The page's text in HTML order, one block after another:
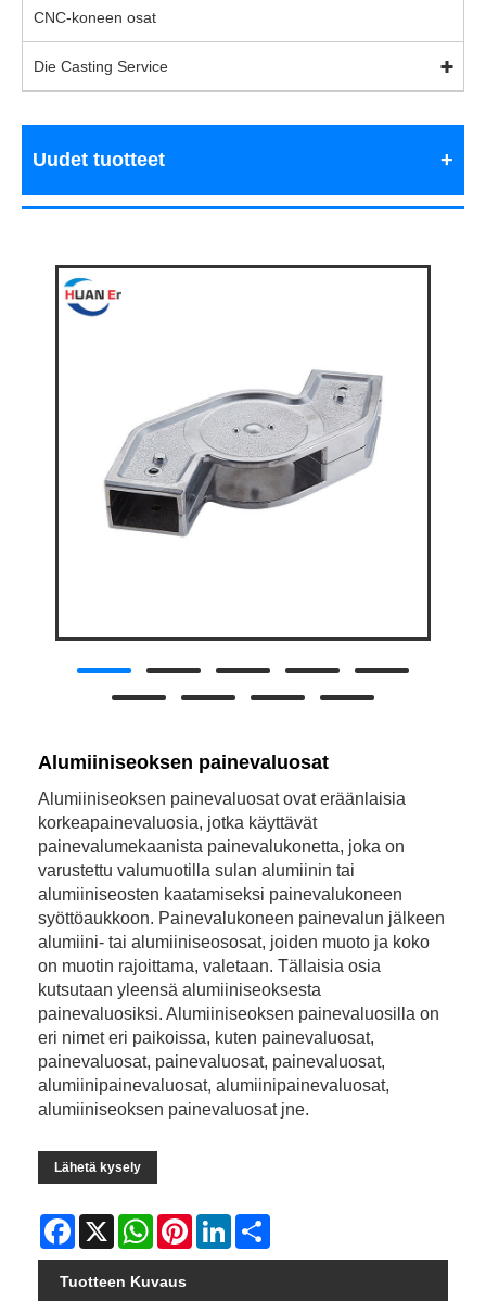
CNC-koneen osat
Die Casting Service
Uudet tuotteet
Alumiiniseoksen painevaluosat
Alumiiniseoksen painevaluosat ovat eräänlaisia ​​
korkeapainevaluosia, jotka käyttävät
painevalumekaanista painevalukonetta, joka on
varustettu valumuotilla sulan alumiinin tai
alumiiniseosten kaatamiseksi painevalukoneen
syöttöaukkoon. Painevalukoneen painevalun jälkeen
alumiini- tai alumiiniseososat, joiden muoto ja koko
on muotin rajoittama, valetaan. Tällaisia ​​osia
kutsutaan yleensä alumiiniseoksesta
painevaluosiksi. Alumiiniseoksen painevaluosilla on
eri nimet eri paikoissa, kuten painevaluosat,
painevaluosat, painevaluosat, painevaluosat,
alumiinipainevaluosat, alumiinipainevaluosat,
alumiiniseoksen painevaluosat jne.
Lähetä kysely
Facebook
X WhatsAppPinterestLinkedIn
Tuotteen Kuvaus